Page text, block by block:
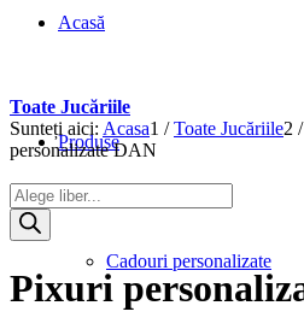
Acasă
Produse
Cadouri personalizate
Toate Jucăriile
Sunteți aici: Acasa1 / Toate Jucăriile2 /
personalizate DAN
Products
search
Pixuri